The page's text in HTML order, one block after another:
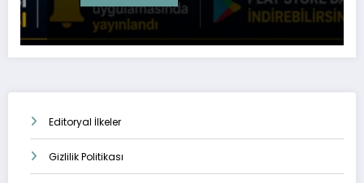
Editoryal İlkeler
Gizlilik Politikası